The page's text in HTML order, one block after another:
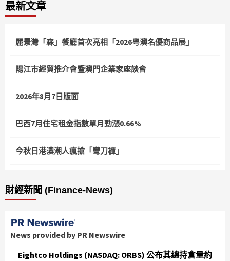
最新文章
麗景灣「森」餐廳首次亮相「2026粵澳名優商品展」
陽江市經貿推介會暨澳門企業家座談會
2026年8月7日版面
巴西7月住宅租金指數單月勁漲0.66%
今秋日港澳潮人瘋搶「彎刀褲」
財經新聞 (Finance-News)
News provided by PR Newswire
Eightco Holdings (NASDAQ: ORBS) 公布其總持倉量約